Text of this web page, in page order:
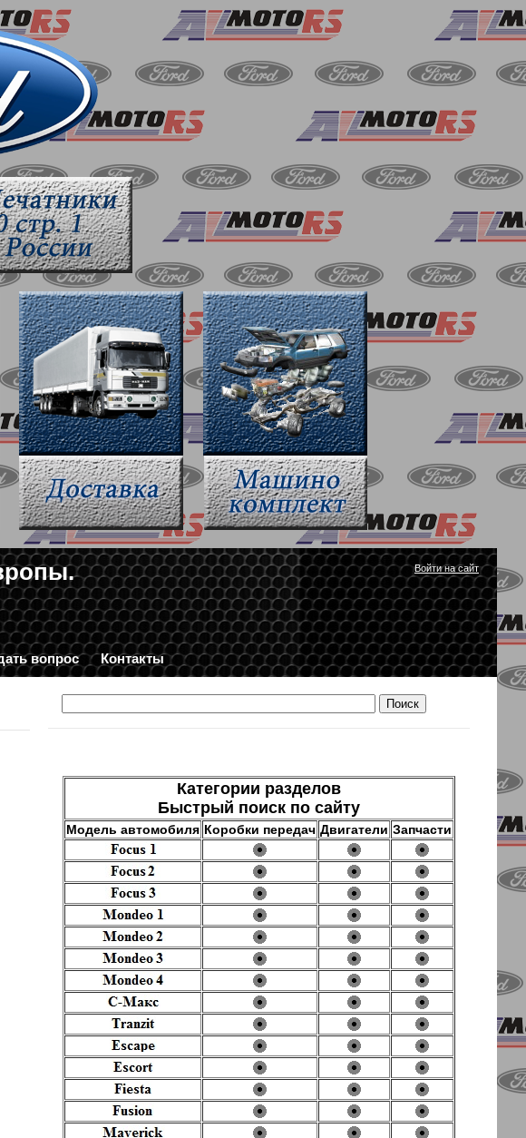
Войти на сайт
вопрос Контакты
Категории разделов
Быстрый поиск по сайту
Модель автомобиля Коробки передач Двигатели Запчасти